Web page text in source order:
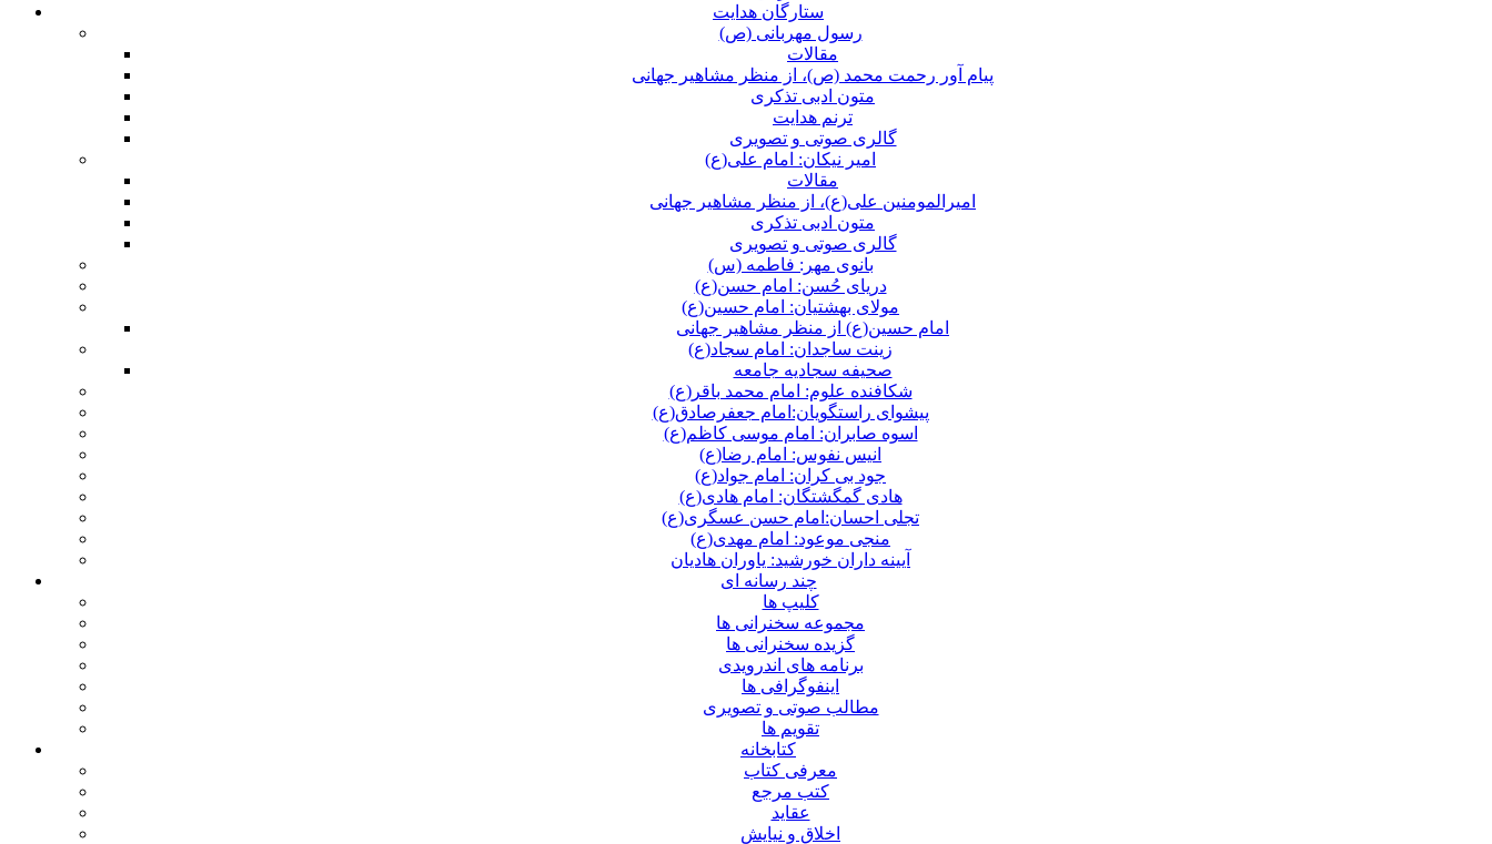
ستارگان هدایت
رسول مهربانی (ص)
مقالات
پیام آور رحمت محمد (ص)، از منظر مشاهیر جهانی
متون ادبی تذکری
ترنم هدایت
گالری صوتی و تصویری
امیر نیکان: امام علی(ع)
مقالات
امیرالمومنین علی(ع)، از منظر مشاهیر جهانی
متون ادبی تذکری
گالری صوتی و تصویری
بانوی مهر: فاطمه (س)
دریای حُسن: امام حسن(ع)
مولای بهشتیان: امام حسین(ع)
امام حسین(ع) از منظر مشاهیر جهانی
زینت ساجدان: امام سجاد(ع)
صحیفه سجادیه جامعه
شکافنده علوم: امام محمد باقر(ع)
پیشوای راستگویان:امام جعفرصادق(ع)
اسوه صابران: امام موسی کاظم(ع)
انیس نفوس: امام رضا(ع)
جود بی کران: امام جواد(ع)
هادی گمگشتگان: امام هادی(ع)
تجلی احسان:امام حسن عسگری(ع)
منجی موعود: امام مهدی(ع)
آیینه داران خورشید: یاوران هادیان
چند رسانه ای
کلیپ ها
مجموعه سخنرانی ها
گزیده سخنرانی ها
برنامه های اندرویدی
اینفوگرافی ها
مطالب صوتی و تصویری
تقویم ها
كتابخانه
معرفی کتاب
کتب مرجع
عقاید
اخلاق و نیایش